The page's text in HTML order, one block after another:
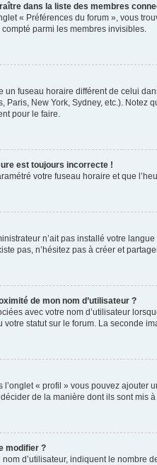
dans la liste des membres
« Préférences du forum », vous
parmi les membres invisibles.
un fuseau horaire différent de celui
Paris, New York, Sydney, etc.).
pour le faire.
est toujours incorrecte !
votre fuseau horaire et que
n’ait pas installé votre
pas, n’hésitez pas à créer et
de mon nom d’utilisateur ?
avec votre nom d’utilisateur
statut sur le forum. La seconde
l’onglet « profil » vous pouvez ajouter
de la manière dont ils sont mis
modifier ?
d’utilisateur, indiquent le